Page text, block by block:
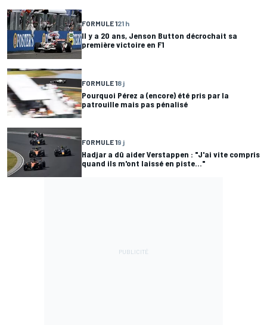
FORMULE 121 h
Il y a 20 ans, Jenson Button décrochait sa
première victoire en F1
FORMULE 18 j
Pourquoi Pérez a (encore) été pris par la
patrouille mais pas pénalisé
FORMULE 19 j
Hadjar a dû aider Verstappen : "J'ai vite compris
quand ils m'ont laissé en piste..."